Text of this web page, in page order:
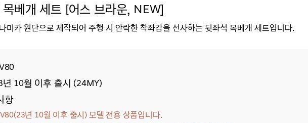
베개 세트 [어스 브라운, NEW]
미카 원단으로 제작되어 주행 시 안락한 착좌감을 선사하는 뒷좌석 목베개 세트입니다.
년 10월 이후 출시 (24MY)
항
년 10월 이후 출시) 모델 전용 상품입니다.